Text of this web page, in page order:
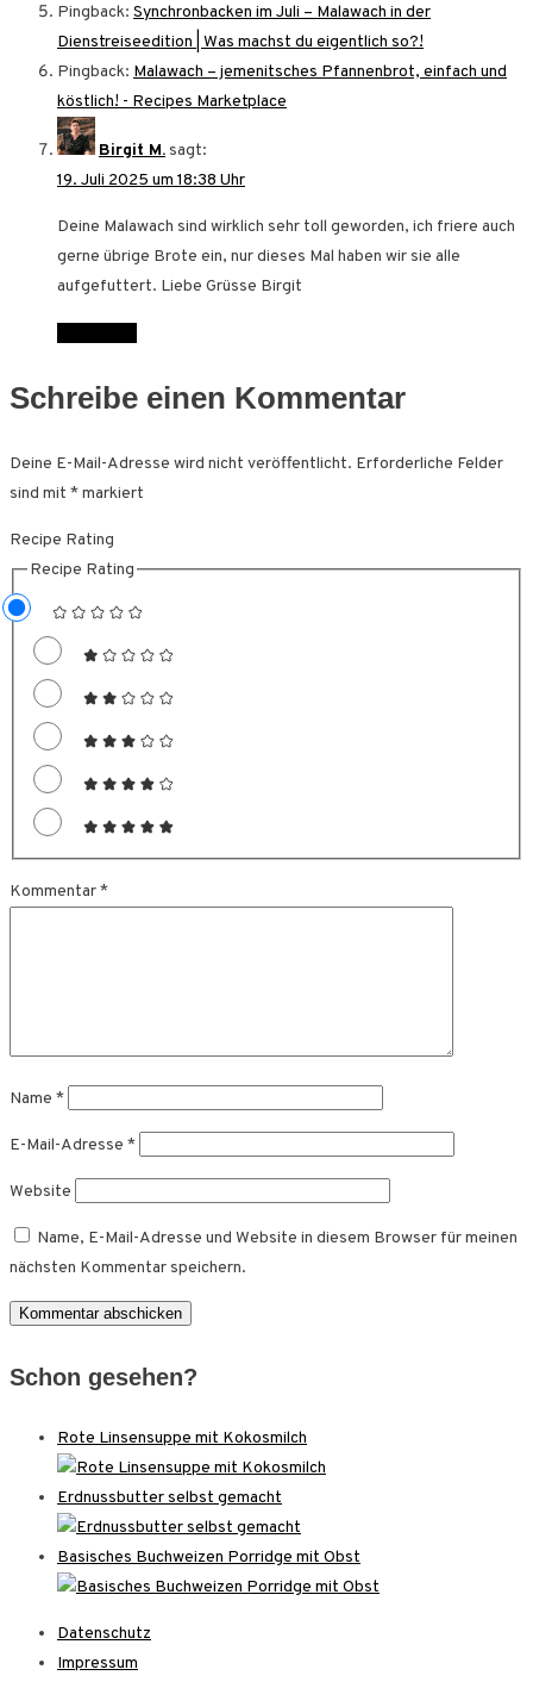
Pingback: Synchronbacken im Juli – Malawach in der
Dienstreiseedition | Was machst du eigentlich so?!
Pingback: Malawach – jemenitsches Pfannenbrot, einfach und
köstlich! - Recipes Marketplace
Birgit M.sagt:
19. Juli 2025 um 18:38 Uhr
Deine Malawach sind wirklich sehr toll geworden, ich friere auch
gerne übrige Brote ein, nur dieses Mal haben wir sie alle
aufgefuttert. Liebe Grüsse Birgit
Schreibe einen Kommentar
Deine E-Mail-Adresse wird nicht veröffentlicht. Erforderliche Felder
sind mit *markiert
Recipe Rating
Recipe Rating
Kommentar*
Name *
E-Mail-Adresse *
Website
Name, E-Mail-Adresse und Website in diesem Browser für meinen
nächsten Kommentar speichern.
Schon gesehen?
Rote Linsensuppe mit Kokosmilch
Erdnussbutter selbst gemacht
Basisches Buchweizen Porridge mit Obst
Datenschutz
Impressum